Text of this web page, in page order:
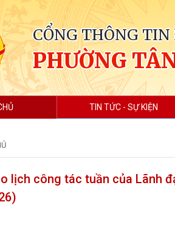
CỔNG THÔNG
PHƯỜNG
TIN TỨC - SỰ KIỆN
lịch công tác tuần của Lãnh